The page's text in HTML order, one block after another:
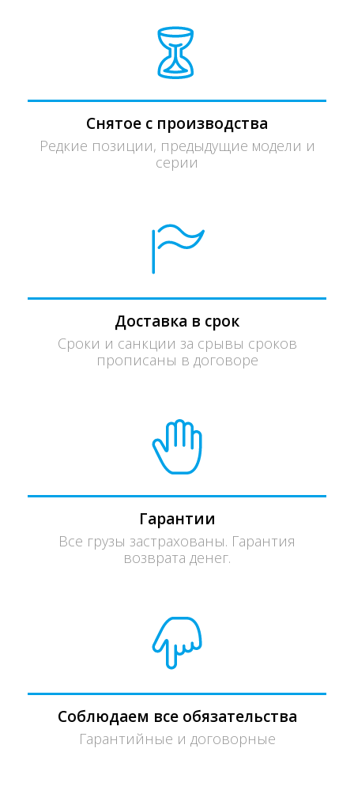
Снятое с производства
Редкие позиции, предыдущие модели и
серии
Доставка в срок
Сроки и санкции за срывы сроков
прописаны в договоре
Гарантии
Все грузы застрахованы. Гарантия
возврата денег.
Соблюдаем все обязательства
Гарантийные и договорные